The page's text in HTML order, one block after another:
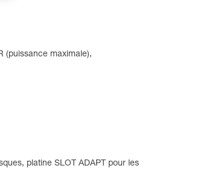
(puissance maximale),
platine SLOT ADAPT pour les